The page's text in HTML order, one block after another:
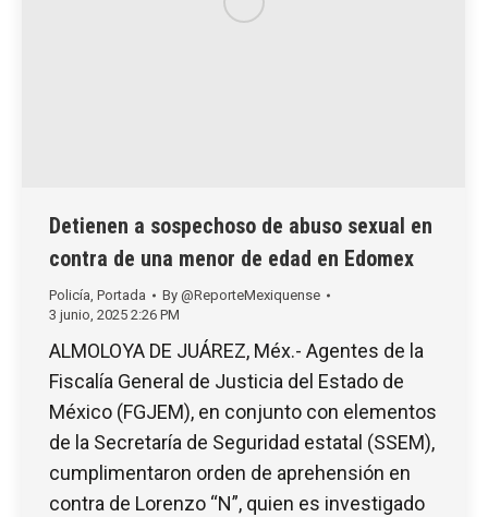
Detienen a sospechoso de abuso sexual en
contra de una menor de edad en Edomex
Policía, Portada By @ReporteMexiquense
3 junio, 2025 2:26 PM
ALMOLOYA DE JUÁREZ, Méx.- Agentes de la
Fiscalía General de Justicia del Estado de
México (FGJEM), en conjunto con elementos
de la Secretaría de Seguridad estatal (SSEM),
cumplimentaron orden de aprehensión en
contra de Lorenzo “N”, quien es investigado